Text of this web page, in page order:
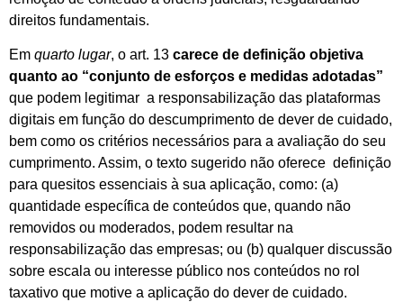
direitos fundamentais.
Em quarto lugar, o art. 13 carece de definição objetiva
quanto ao “conjunto de esforços e medidas adotadas”
que podem legitimar a responsabilização das plataformas
digitais em função do descumprimento de dever de cuidado,
bem como os critérios necessários para a avaliação do seu
cumprimento. Assim, o texto sugerido não oferece definição
para quesitos essenciais à sua aplicação, como: (a)
quantidade específica de conteúdos que, quando não
removidos ou moderados, podem resultar na
responsabilização das empresas; ou (b) qualquer discussão
sobre escala ou interesse público nos conteúdos no rol
taxativo que motive a aplicação do dever de cuidado.